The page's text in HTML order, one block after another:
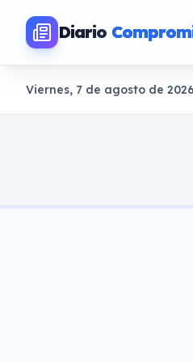
Diario
Viernes, 7 de agosto de 2026